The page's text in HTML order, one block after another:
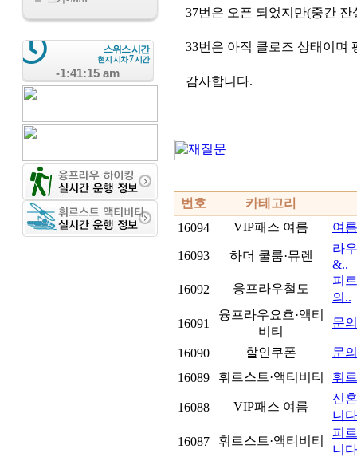
스위스 시간
현지 시차7시간
-1:41:16 am
37번은 오픈 되었지만(중간
33번은 아직 클로즈 상태이며
감사합니다.
번호
카테고리
16094
VIP패스 여름 여
16093 하더 쿨룸·뮤렌
라
&..
16092
융프라우철도
피
의..
16091
융프라우요흐·액티
비티
문
16090 할인쿠폰
문
16089
휘르스트·액티비티 휘
16088 VIP패스 여름
신
니
16087
휘르스트·액티비티
피
니